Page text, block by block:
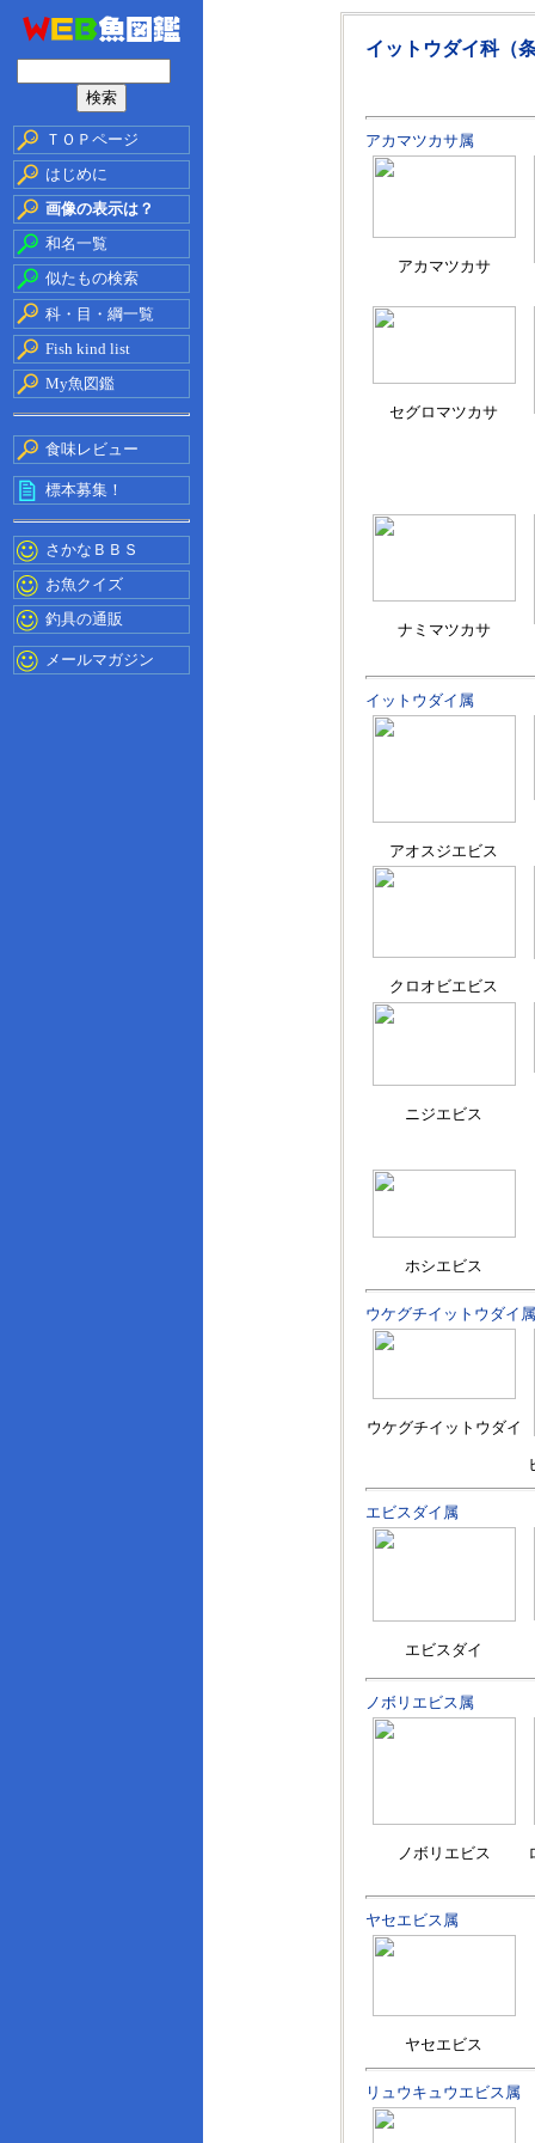
ＴＯＰページ
はじめに
画像の表示は？
和名一覧
似たもの検索
科・目・綱一覧
Fish kind list
My魚図鑑
食味レビュー
標本募集！
さかなＢＢＳ
お魚クイズ
釣具の通販
メールマガジン
イットウダイ科（
アカマツカサ属
アカマツカサ
セグロマツカサ
ナミマツカサ
イットウダイ属
アオスジエビス
クロオビエビス
ニジエビス
ホシエビス
ウケグチイットウダイ属
ウケグチイットウダイ
エビスダイ属
エビスダイ
ノボリエビス属
ノボリエビス
ヤセエビス属
ヤセエビス
リュウキュウエビス属